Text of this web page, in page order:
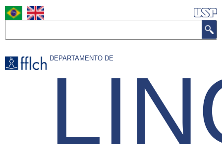
Pular
para
principal
DEPARTAMENTO DE